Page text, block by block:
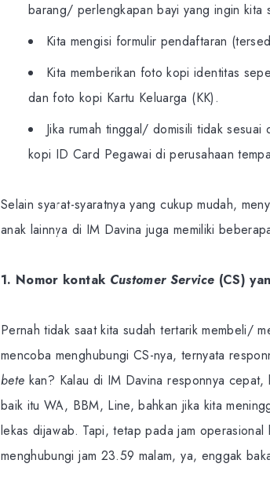
barang/ perlengkapan bayi yang ingin kita
Kita mengisi formulir pendaftaran
Kita memberikan foto kopi identitas
dan foto kopi Kartu Keluarga (KK).
Jika rumah tinggal/ domisili tidak
kopi ID Card Pegawai di perusahaan
Selain syarat-syaratnya yang cukup mudah,
anak lainnya di IM Davina juga memiliki
1. Nomor kontak Customer Service (CS)
Pernah tidak saat kita sudah tertarik membeli/
mencoba menghubungi CS-nya, ternyata
bete kan? Kalau di IM Davina responnya cepat,
baik itu WA, BBM, Line, bahkan jika kita
lekas dijawab. Tapi, tetap pada jam operasional
menghubungi jam 23.59 malam, ya, enggak